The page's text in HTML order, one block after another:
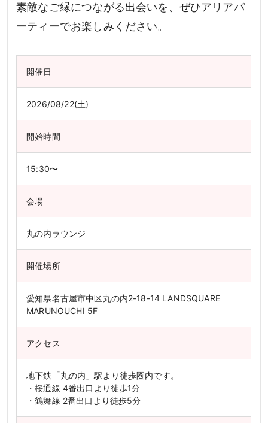
素敵なご縁につながる出会いを、ぜひアリアパ
ーティーでお楽しみください。
開催日
2026/08/22(土)
開始時間
15:30〜
会場
丸の内ラウンジ
開催場所
愛知県名古屋市中区丸の内2-18-14 LANDSQUARE
MARUNOUCHI 5F
アクセス
地下鉄「丸の内」駅より徒歩圏内です。
・桜通線 4番出口より徒歩1分
・鶴舞線 2番出口より徒歩5分